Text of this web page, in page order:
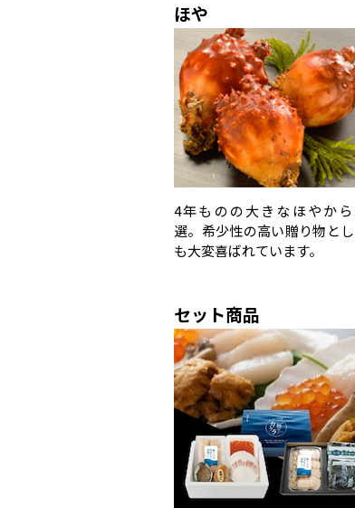
ほや
4年ものの大きなほやか
選。希少性の高い贈り物と
も大変喜ばれています。
セット商品